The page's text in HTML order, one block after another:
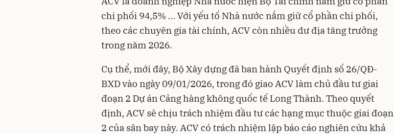
chi phối 94,5% … Với yếu tố Nhà nước nắm giữ cổ phần chi phối,
theo các chuyên gia tài chính, ACV còn nhiều dư địa tăng trưởng
trong năm 2026.
Cụ thể, mới đây, Bộ Xây dựng đã ban hành Quyết định số 26/QĐ-
BXD vào ngày 09/01/2026, trong đó giao ACV làm chủ đầu tư giai
đoạn 2 Dự án Cảng hàng không quốc tế Long Thành. Theo quyết
định, ACV sẽ chịu trách nhiệm đầu tư các hạng mục thuộc giai đoạn
2 của sân bay này. ACV có trách nhiệm lập báo cáo nghiên cứu khả